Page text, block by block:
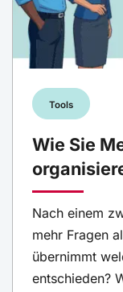
Tools
Wie Sie
Nach einem
mehr Fragen
übernimmt
entschieden?